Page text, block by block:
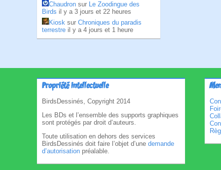
Chaudron sur Le Zoodingue des
Birds il y a 3 jours et 22 heures
Kiosk sur Chroniques du paradis
terrestre il y a 4 jours et 1 heure
Propriété intellectuelle
BirdsDessinés, Copyright 2014
Les BDs et l’ensemble des supports graphiques
sont protégés par droit d’auteurs.
Toute utilisation en dehors des services
BirdsDessinés doit faire l’objet d’une demande
d’autorisation préalable.